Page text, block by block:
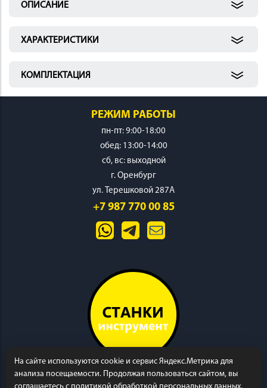
ОПИСАНИЕ
ХАРАКТЕРИСТИКИ
КОМПЛЕКТАЦИЯ
РЕЖИМ РАБОТЫ
пн-пт: 9:00-18:00
обед: 13:00-14:00
cб, вс: выходной
г. Оренбург
ул. Терешковой 287А
+7 987 770 00 85
На сайте используются cookie и сервис Яндекс.Метрика для
анализа посещаемости. Продолжая пользоваться сайтом, вы